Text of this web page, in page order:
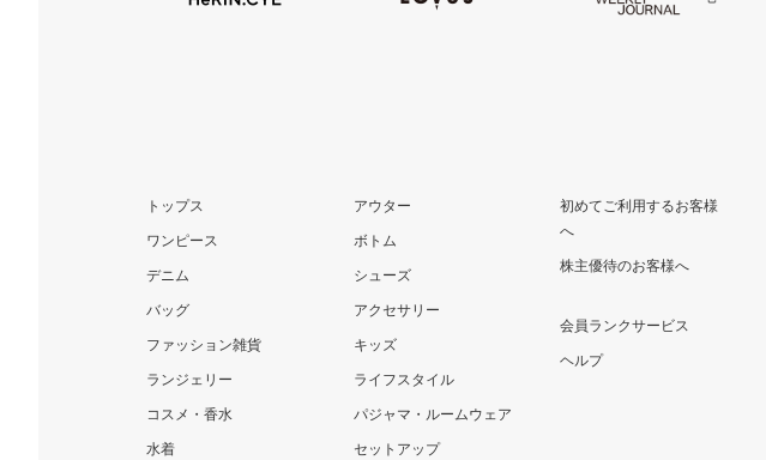
トップス
アウター
ワンピース
ボトム
デニム
シューズ
バッグ
アクセサリー
ファッション雑貨
キッズ
ランジェリー
ライフスタイル
コスメ・香水
パジャマ・ルームウェア
水着
セットアップ
初めてご利用するお客様
へ
株主優待のお客様へ
会員ランクサービス
ヘルプ